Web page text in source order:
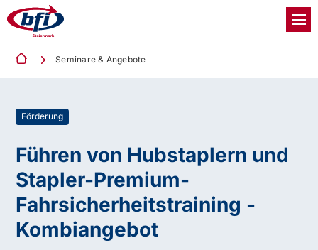
Seminare & Angebote
Förderung
Führen von Hubstaplern und
Stapler-Premium-
Fahrsicherheitstraining -
Kombiangebot